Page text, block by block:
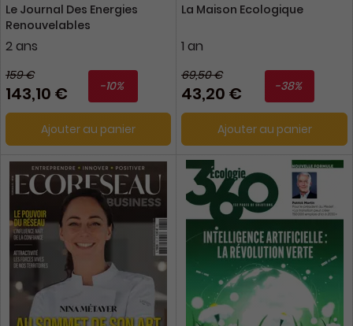
Le Journal Des Energies
Renouvelables
2 ans
159 €
143,10 € -10%
Ajouter au panier
La Maison Ecologique
1 an
69,50 €
43,20 € -38%
Ajouter au panier